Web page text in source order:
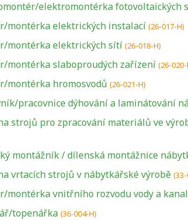
elektromontérka fotovoltaických
montérka elektrických instalací (26-017-H)
montérka elektrických sítí (26-018-H)
montérka slaboproudých zařízení (26-020-
montérka hromosvodů (26-021-H)
pracovnice dýhování a laminátování
strojů pro zpracování materiálů ve
montážník / dílenská montážnice
vrtacích strojů v nábytkářské výrobě
montérka vnitřního rozvodu vody a
topenářka (36-004-H)